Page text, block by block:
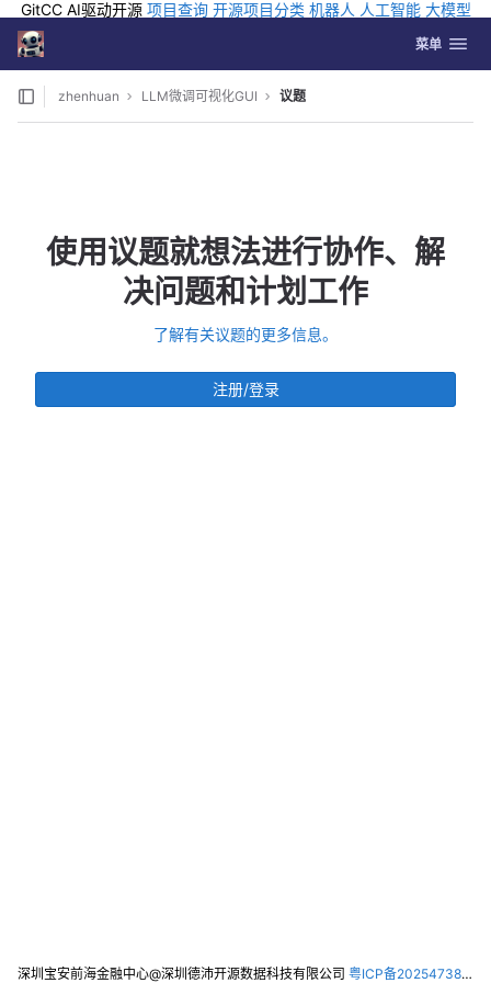
GitCC AI驱动开源 项目查询 开源项目分类 机器人 人工智能 大模型
排行
Skip to content
GitLab 切换导航
菜单
zhenhuan LLM微调可视化GUI 议题
使用议题就想法进行协作、解
决问题和计划工作
了解有关议题的更多信息。
注册/登录
深圳宝安前海金融中心@深圳德沛开源数据科技有限公司 粤ICP备2025473821号-2